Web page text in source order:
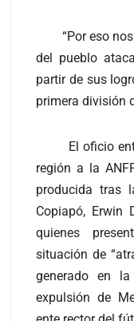
“Por eso nos
del pueblo
partir de sus
primera división
El oficio
región a la
producida tras
Copiapó, Erwin
quienes
situación de
generado en
expulsión de